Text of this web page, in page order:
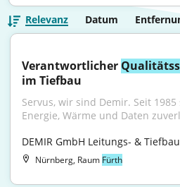
Relevanz Datum
Verantwortlicher
im Tiefbau
Servus, wir sind Demir. Seit
Energie, Wärme und Daten
DEMIR GmbH Leitungs- & Tiefbau
Nürnberg, Raum Fürth